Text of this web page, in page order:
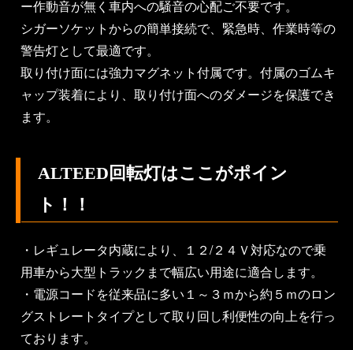
ー作動音が無く車内への騒音の心配ご不要です。
シガーソケットからの簡単接続で、緊急時、作業時等の
警告灯として最適です。
取り付け面には強力マグネット付属です。付属のゴムキ
ャップ装着により、取り付け面へのダメージを保護でき
ます。
ALTEED回転灯はここがポイン
ト！！
・レギュレータ内蔵により、１２/２４Ｖ対応なので乗
用車から大型トラックまで幅広い用途に適合します。
・電源コードを従来品に多い１～３ｍから約５ｍのロン
グストレートタイプとして取り回し利便性の向上を行っ
ております。